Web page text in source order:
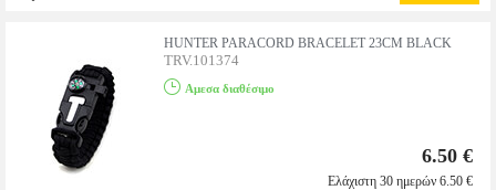
HUNTER PARACORD BRACELET 23CM BLACK
TRV.101374
Αμεσα διαθέσιμο
6.50 €
Ελάχιστη 30 ημερών 6.50 €